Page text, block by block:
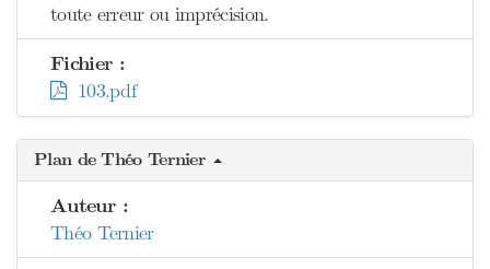
toute erreur ou imprécision.
Fichier :
103.pdf
Plan de Théo Ternier
Auteur :
Théo Ternier